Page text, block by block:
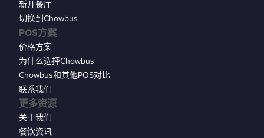
新开餐厅
切换到Chowbus
POS方案
价格方案
为什么选择Chowbus
Chowbus和其他POS对比
联系我们
更多资源
关于我们
餐饮资讯